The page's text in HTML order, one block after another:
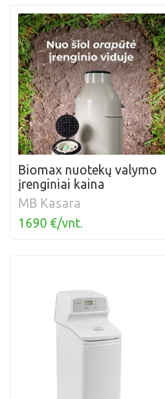
Biomax nuotekų valymo
įrenginiai kaina
MB Kasara
1690 €/vnt.